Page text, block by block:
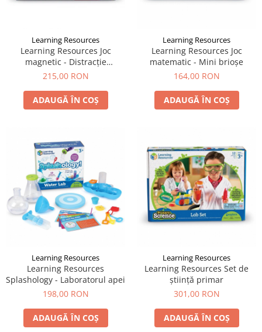
Learning Resources
Learning Resources Joc
magnetic - Distracție
matematică
215,00 RON
ADAUGĂ ÎN COȘ
Learning Resources
Learning Resources Joc
matematic - Mini brioşe
164,00 RON
ADAUGĂ ÎN COȘ
Learning Resources
Learning Resources
Splashology - Laboratorul apei
198,00 RON
ADAUGĂ ÎN COȘ
Learning Resources
Learning Resources Set de
știință primar
301,00 RON
ADAUGĂ ÎN COȘ